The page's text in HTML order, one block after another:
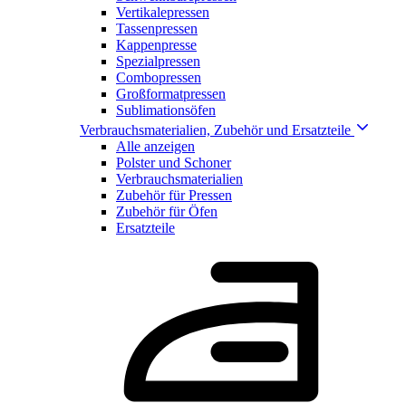
Vertikalepressen
Tassenpressen
Kappenpresse
Spezialpressen
Combopressen
Großformatpressen
Sublimationsöfen
Verbrauchsmaterialien, Zubehör und Ersatzteile
Alle anzeigen
Polster und Schoner
Verbrauchsmaterialien
Zubehör für Pressen
Zubehör für Öfen
Ersatzteile